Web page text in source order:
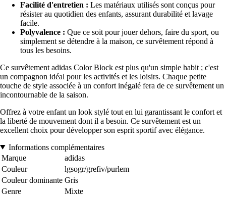
Facilité d'entretien : Les matériaux utilisés sont conçus pour
résister au quotidien des enfants, assurant durabilité et lavage
facile.
Polyvalence : Que ce soit pour jouer dehors, faire du sport, ou
simplement se détendre à la maison, ce survêtement répond à
tous les besoins.
Ce survêtement adidas Color Block est plus qu'un simple habit ; c'est
un compagnon idéal pour les activités et les loisirs. Chaque petite
touche de style associée à un confort inégalé fera de ce survêtement un
incontournable de la saison.
Offrez à votre enfant un look stylé tout en lui garantissant le confort et
la liberté de mouvement dont il a besoin. Ce survêtement est un
excellent choix pour développer son esprit sportif avec élégance.
Informations complémentaires
Marque
adidas
Couleur
lgsogr/grefiv/purlem
Couleur dominante Gris
Genre
Mixte